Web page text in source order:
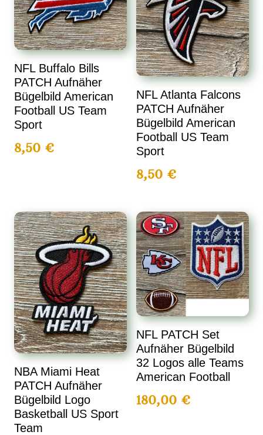
NFL Buffalo Bills
PATCH Aufnäher
Bügelbild American
Football US Team
Sport
8,50€
NFL Atlanta Falcons
PATCH Aufnäher
Bügelbild American
Football US Team
Sport
8,50 €
NBA Miami Heat
PATCH Aufnäher
Bügelbild Logo
Basketball US Sport
Team
NFL PATCH Set
Aufnäher Bügelbild
32 Logos alle Teams
American Football
180,00 €